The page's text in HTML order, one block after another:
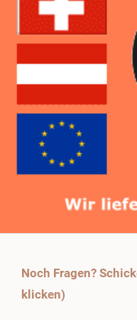
Noch Fragen?
klicken)